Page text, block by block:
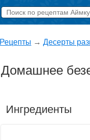
Рецепты → Десерты
Домашнее
Ингредиенты